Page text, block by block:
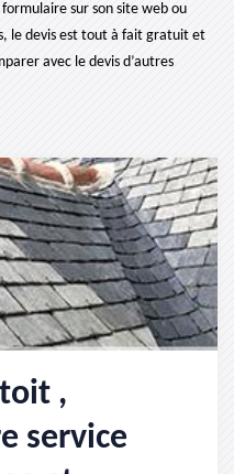
sur son site web ou
le devis est tout à fait gratuit et
avec le devis d’autres
,
service